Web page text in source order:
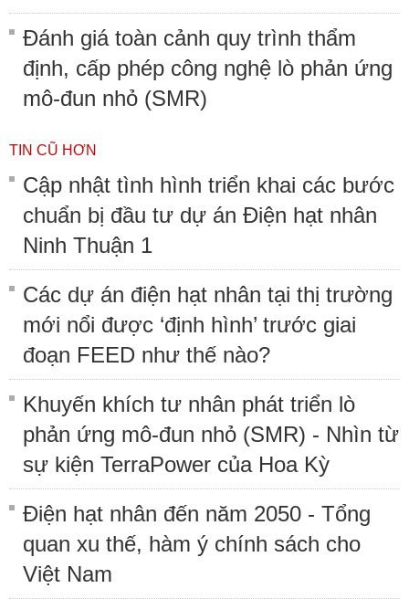
Đánh giá toàn cảnh quy trình thẩm
định, cấp phép công nghệ lò phản ứng
mô-đun nhỏ (SMR)
TIN CŨ HƠN
Cập nhật tình hình triển khai các bước
chuẩn bị đầu tư dự án Điện hạt nhân
Ninh Thuận 1
Các dự án điện hạt nhân tại thị trường
mới nổi được ‘định hình’ trước giai
đoạn FEED như thế nào?
Khuyến khích tư nhân phát triển lò
phản ứng mô-đun nhỏ (SMR) - Nhìn từ
sự kiện TerraPower của Hoa Kỳ
Điện hạt nhân đến năm 2050 - Tổng
quan xu thế, hàm ý chính sách cho
Việt Nam